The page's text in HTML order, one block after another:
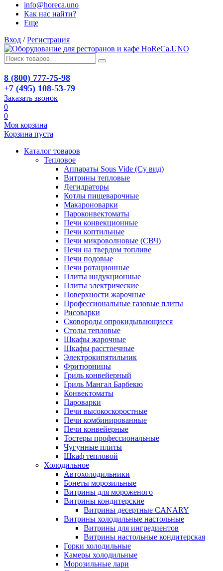
info@horeca.uno
Как нас найти?
Еще
Вход / Регистрация
8 (800) 777-75-98
+7 (495) 108-53-79
Заказать звонок
0
0
Моя корзина
Корзина пуста
Каталог товаров
Тепловое
Аппараты Sous Vide (Су вид)
Витрины тепловые
Дегидраторы
Котлы пищеварочные
Макароноварки
Пароконвектоматы
Печи конвекционные
Печи коптильные
Печи микроволновые (СВЧ)
Печи на твердом топливе
Печи подовые
Печи ротационные
Плиты индукционные
Плиты электрические
Поверхности жарочные
Профессиональные газовые плиты
Рисоварки
Сковороды опрокидывающиеся
Столы тепловые
Шкафы жарочные
Шкафы расстоечные
Электрокипятильник
Фритюрницы
Гриль конвейерный
Гриль Мангал Барбекю
Конвектоматы
Пароварки
Печи высокоскоростные
Печи комбинированные
Печи конвейерные
Тостеры профессиональные
Чугунные плиты
Шкаф тепловой
Холодильное
Автохолодильники
Бонеты морозильные
Витрины для мороженого
Витрины кондитерские
Витрины десертные CANARY
Витрины холодильные настольные
Витрины для ингредиентов
Витрины настольные кондитерская
Горки холодильные
Камеры холодильные
Морозильные лари